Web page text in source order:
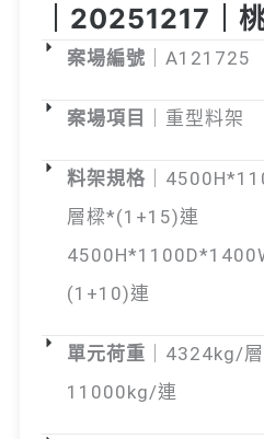
｜20251217｜
案場編號 ｜A121725
案場項目 ｜重型料架
料架規格 ｜
層樑*(1+15)連
(1+10)連
單元荷重 ｜4324kg/
11000kg/連